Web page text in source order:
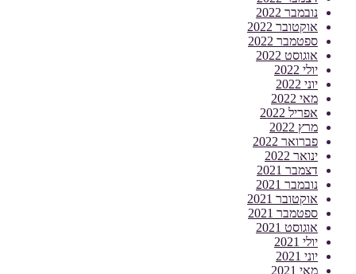
נובמבר 2022
אוקטובר 2022
ספטמבר 2022
אוגוסט 2022
יולי 2022
יוני 2022
מאי 2022
אפריל 2022
מרץ 2022
פברואר 2022
ינואר 2022
דצמבר 2021
נובמבר 2021
אוקטובר 2021
ספטמבר 2021
אוגוסט 2021
יולי 2021
יוני 2021
מאי 2021